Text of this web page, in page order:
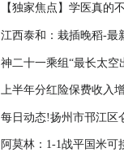
【独家焦点】学医真的
江西泰和：栽插晚稻-最
神二十一乘组“最长太空
上半年分红险保费收入
隐忧
每日动态!扬州市邗江区
户）成立 注册资本0.3万
阿莫林：1-1战平国米